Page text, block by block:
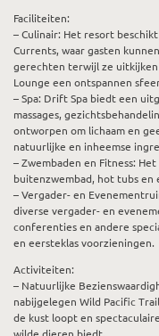
Faciliteiten:
– Culinair: Het resort
Currents, waar gasten
gerechten terwijl ze uitkijken
Lounge een ontspannen
– Spa: Drift Spa biedt een
massages,
ontworpen om lichaam en
natuurlijke en inheemse
– Zwembaden en Fitness:
buitenzwembad, hot tubs
– Vergader- en
diverse vergader- en
conferenties en andere
en eersteklas voorzieningen.
Activiteiten:
– Natuurlijke
nabijgelegen Wild Pacific
de kust loopt en